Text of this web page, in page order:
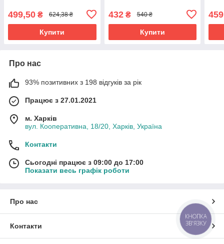
499,50 ₴ 624,38 ₴
Купити
432₴ 540 ₴
Купити
459
Про нас
93% позитивних з 198 відгуків за рік
Працює з 27.01.2021
м. Харків
вул. Кооперативна, 18/20, Харків, Україна
Контакти
Сьогодні працює з 09:00 до 17:00
Показати весь графік роботи
Про нас
Контакти
КНОПКА
ЗВ'ЯЗКУ